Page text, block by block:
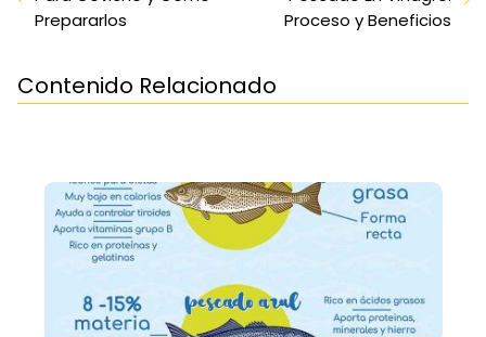
Prepararlos
Proceso y Beneficios
Contenido Relacionado